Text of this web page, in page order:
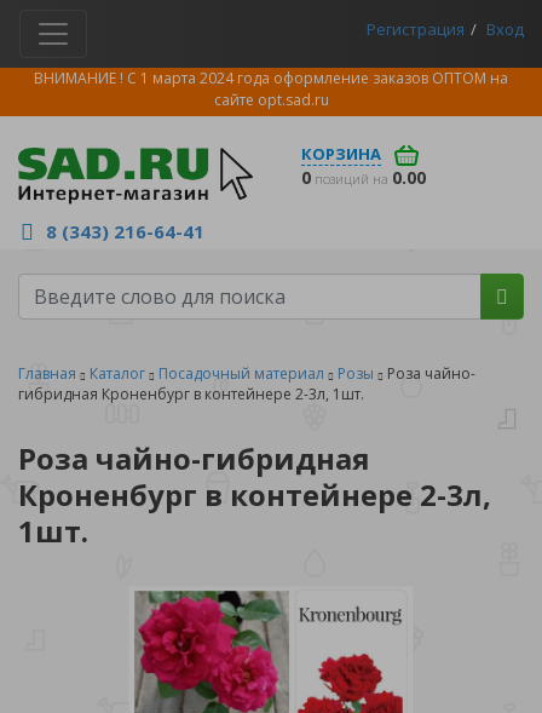
Регистрация Вход
ВНИМАНИЕ ! С 1 марта 2024 года оформление заказов ОПТОМ на
сайте opt.sad.ru
КОРЗИНА
0 позиций на 0.00
8 (343) 216-64-41
Главная Каталог Посадочный материал Розы
Роза чайно-
гибридная Кроненбург в контейнере 2-3л, 1шт.
Роза чайно-гибридная
Кроненбург в контейнере 2-3л,
1шт.